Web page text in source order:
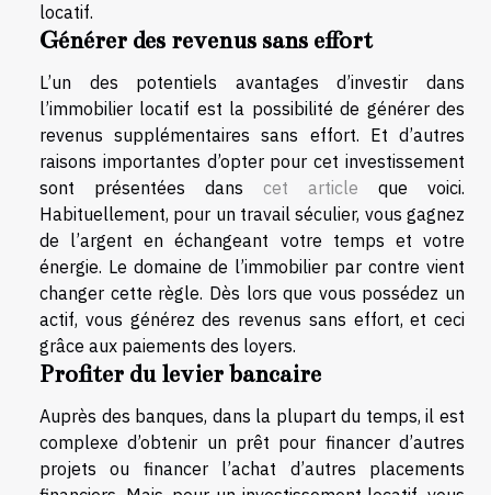
locatif.
Générer des revenus sans effort
L’un des potentiels avantages d’investir dans
l’immobilier locatif est la possibilité de générer des
revenus supplémentaires sans effort. Et d’autres
raisons importantes d’opter pour cet investissement
sont présentées dans cet article que voici.
Habituellement, pour un travail séculier, vous gagnez
de l’argent en échangeant votre temps et votre
énergie. Le domaine de l’immobilier par contre vient
changer cette règle. Dès lors que vous possédez un
actif, vous générez des revenus sans effort, et ceci
grâce aux paiements des loyers.
Profiter du levier bancaire
Auprès des banques, dans la plupart du temps, il est
complexe d’obtenir un prêt pour financer d’autres
projets ou financer l’achat d’autres placements